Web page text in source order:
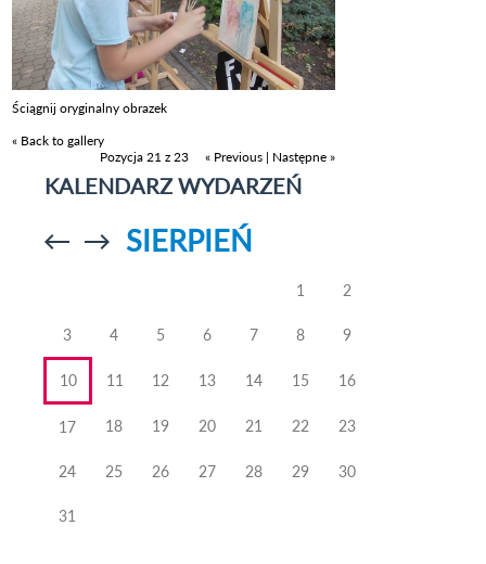
Ściągnij oryginalny obrazek
« Back to gallery
Pozycja 21 z 23
« Previous | Następne »
KALENDARZ WYDARZEŃ
Przejdź doPrzejdź do
SIERPIEŃ
1 2
3 4 5 6 7 8 9
10 11 12 13 14 15 16
17 18 19 20 21 22 23
24 25 26 27 28 29 30
31